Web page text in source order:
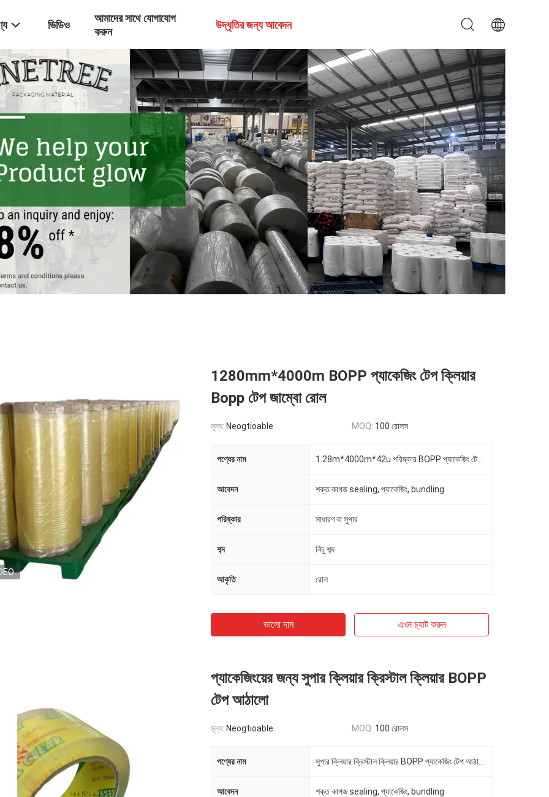
ভিডিও
আমাদের সাথে যোগাযোগ
করুন
উদ্ধৃতির জন্য আবেদন
1280mm*4000m BOPP প্যাকেজিং টেপ ক্লিয়ার
Bopp টেপ জাম্বো রোল
মূল্য: Neogtioable MOQ: 100 রোলস
পণ্যের নাম
আবেদন শক্ত কাগজ sealing, প্যাকেজিং, bundling
পরিষ্কার সাধারণ বা সুপার
শব্দ নিচু শব্দ
আকৃতি রোল
ভালো দাম এখন চ্যাট করুন
প্যাকেজিংয়ের জন্য সুপার ক্লিয়ার ক্রিস্টাল ক্লিয়ার BOPP
টেপ আঠালো
মূল্য: Neogtioable MOQ: 100 রোলস
পণ্যের নাম
আবেদন শক্ত কাগজ sealing, প্যাকেজিং, bundling